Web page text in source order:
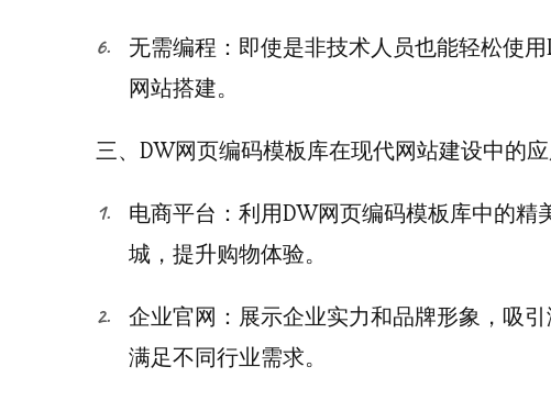
无需编程：即使是非技术人员也能轻松使
网站搭建。
三、DW网页编码模板库在现代网站建设中的
电商平台：利用DW网页编码模板库中的
城，提升购物体验。
企业官网：展示企业实力和品牌形象，吸
满足不同行业需求。